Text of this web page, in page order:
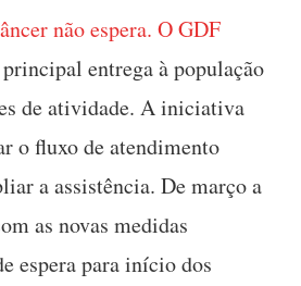
não espera. O GDF
principal entrega à população
de atividade. A iniciativa
o fluxo de atendimento
a assistência. De março a
as novas medidas
espera para início dos